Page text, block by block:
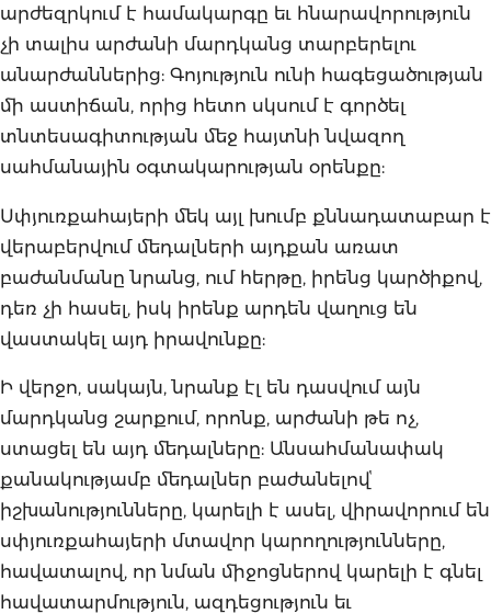
արժեզրկում է համակարգը եւ հնարավորություն
չի տալիս արժանի մարդկանց տարբերելու
անարժաններից: Գոյություն ունի հագեցածության
մի աստիճան, որից հետո սկսում է գործել
տնտեսագիտության մեջ հայտնի նվազող
սահմանային օգտակարության օրենքը:
Սփյուռքահայերի մեկ այլ խումբ քննադատաբար է
վերաբերվում մեդալների այդքան առատ
բաժանմանը նրանց, ում հերթը, իրենց կարծիքով,
դեռ չի հասել, իսկ իրենք արդեն վաղուց են
վաստակել այդ իրավունքը:
Ի վերջո, սակայն, նրանք էլ են դասվում այն
մարդկանց շարքում, որոնք, արժանի թե ոչ,
ստացել են այդ մեդալները: Անսահմանափակ
քանակությամբ մեդալներ բաժանելովՙ
իշխանությունները, կարելի է ասել, վիրավորում են
սփյուռքահայերի մտավոր կարողությունները,
հավատալով, որ նման միջոցներով կարելի է գնել
հավատարմություն, ազդեցություն եւ